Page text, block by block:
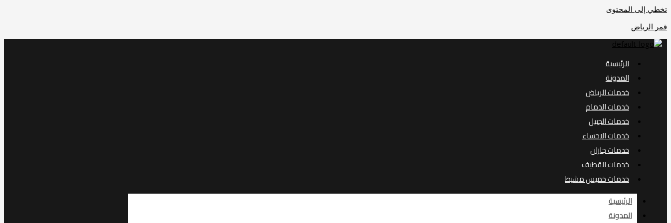
تخطي إلى المحتوى
قمر الرياض
الرئيسية
المدونة
خدمات الرياض
خدمات الدمام
خدمات الجبيل
خدمات الاحساء
خدمات جازان
خدمات القطيف
خدمات خميس مشيط
الرئيسية
المدونة